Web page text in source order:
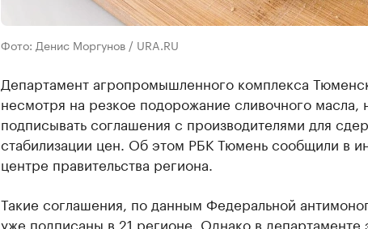
Фото: Денис Моргунов / URA.RU
Департамент агропромышленного комплекса
несмотря на резкое подорожание сливочного масла,
подписывать соглашения с производителями для
стабилизации цен. Об этом РБК Тюмень сообщили в
центре правительства региона.
Такие соглашения, по данным Федеральной
уже подписаны в 21 регионе. Однако в департаменте